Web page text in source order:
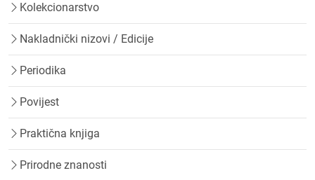
Kolekcionarstvo
Nakladnički nizovi / Edicije
Periodika
Povijest
Praktična knjiga
Prirodne znanosti